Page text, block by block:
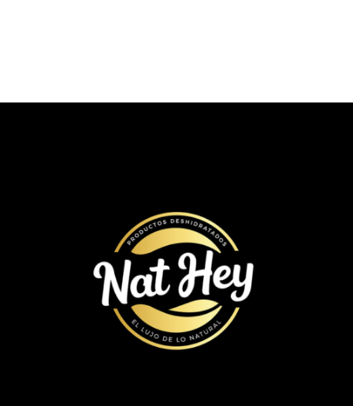
Nat Hey
Arte web / Id Corporativa / Id grafica / Publicidad / Social